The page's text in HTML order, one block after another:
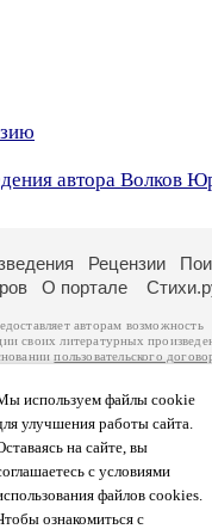
автора Волков
используем файлы cookie
улучшения работы сайта.
на сайте, вы
с условиями
файлов cookies.
ознакомиться с
Рецензии
О портале
авторам возможность
своих литературных
пользовательского
произведения принадлежат
. Перепечатка произведений
автора, к которому вы можете
странице. Ответственность
авторы несут самостоятельно на
изаконодательства
Политики обработки
более подробную